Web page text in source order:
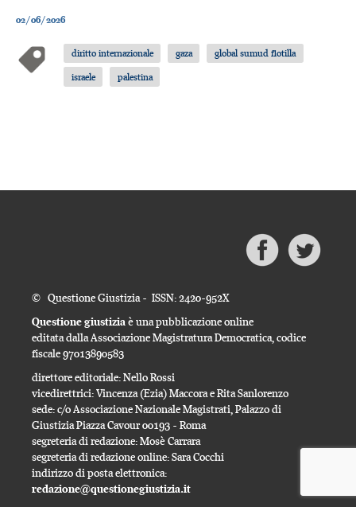
02/06/2026
diritto internazionale gaza
global sumud flotilla
israele
palestina
© Questione Giustizia - ISSN: 2420-952X
Questione giustiziaè una pubblicazione online
editata dalla Associazione Magistratura Democratica, codice
fiscale 97013890583
direttore editoriale: Nello Rossi
vicedirettrici: Vincenza (Ezia) Maccora e Rita Sanlorenzo
sede: c/o Associazione Nazionale Magistrati, Palazzo di
Giustizia Piazza Cavour 00193 - Roma
segreteria di redazione: Mosè Carrara
segreteria di redazione online: Sara Cocchi
indirizzo di posta elettronica:
redazione@questionegiustizia.it